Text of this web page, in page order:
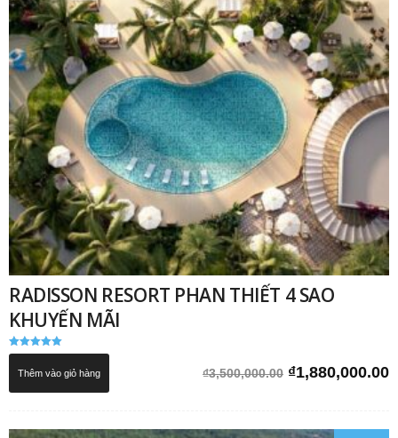
RADISSON RESORT PHAN THIẾT 4 SAO
KHUYẾN MÃI
Được xếp
5.00
₫3,500,000.00 Giá
₫1,880,000.00
Thêm vào giỏ hàng